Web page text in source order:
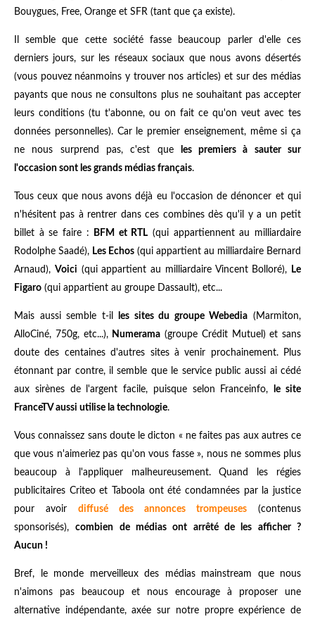
Bouygues, Free, Orange et SFR (tant que ça existe).
Il semble que cette société fasse beaucoup parler d'elle ces
derniers jours, sur les réseaux sociaux que nous avons désertés
(vous pouvez néanmoins y trouver nos articles) et sur des médias
payants que nous ne consultons plus ne souhaitant pas accepter
leurs conditions (tu t'abonne, ou on fait ce qu'on veut avec tes
données personnelles). Car le premier enseignement, même si ça
ne nous surprend pas, c'est que
les premiers à sauter sur
l'occasion sont les grands médias français.
Tous ceux que nous avons déjà eu l'occasion de dénoncer et qui
n'hésitent pas à rentrer dans ces combines dès qu'il y a un petit
billet à se faire :
BFM et RTL (qui appartiennent au milliardaire
Rodolphe Saadé), Les Echos (qui appartient au milliardaire Bernard
Arnaud), Voici (qui appartient au milliardaire Vincent Bolloré),
Le
Figaro (qui appartient au groupe Dassault), etc...
Mais aussi semble t-il les sites du groupe Webedia (Marmiton,
AlloCiné, 750g, etc...), Numerama (groupe Crédit Mutuel) et sans
doute des centaines d'autres sites à venir prochainement. Plus
étonnant par contre, il semble que le service public aussi ai cédé
aux sirènes de l'argent facile, puisque selon Franceinfo,
le site
FranceTV aussi utilise la technologie.
Vous connaissez sans doute le dicton « ne faites pas aux autres ce
que vous n'aimeriez pas qu'on vous fasse », nous ne sommes plus
beaucoup à l'appliquer malheureusement. Quand les régies
publicitaires Criteo et Taboola ont été condamnées par la justice
pour avoir diffusé des annonces trompeuses (contenus
sponsorisés),combien de médias ont arrêté de les afficher ?
Aucun !
Bref, le monde merveilleux des médias mainstream que nous
n'aimons pas beaucoup et nous encourage à proposer une
alternative indépendante, axée sur notre propre expérience de